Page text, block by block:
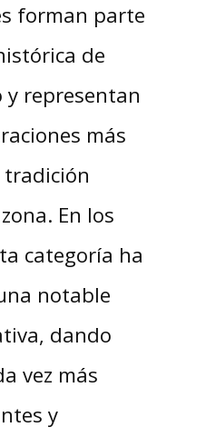
forman parte
de
y representan
más
En los
categoría ha
notable
dando
vez más
y